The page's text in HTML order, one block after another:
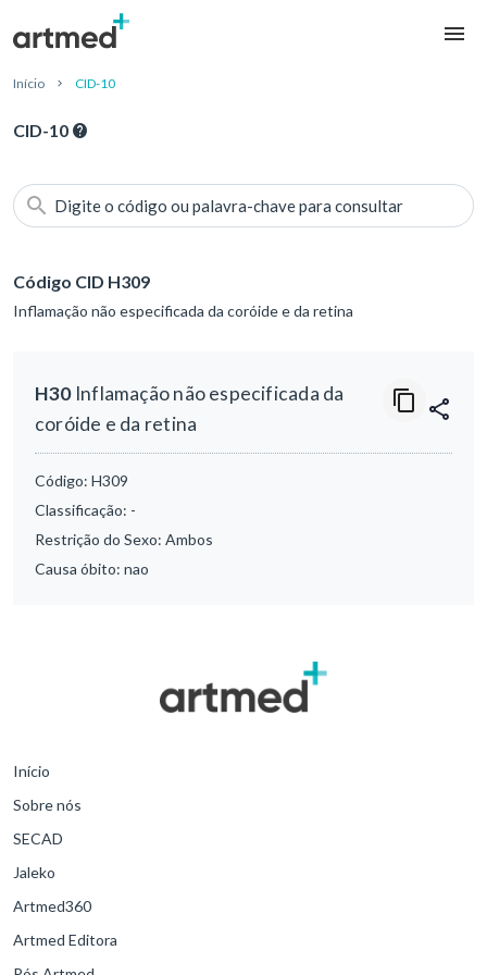
Início CID-10
CID-10
Digite o código ou palavra-chave para consultar
Código CID H309
Inflamação não especificada da coróide e da retina
H30Inflamação não especificada da
coróide e da retina
Código: H309
Classificação: -
Restrição do Sexo: Ambos
Causa óbito: nao
Início
Sobre nós
SECAD
Jaleko
Artmed360
Artmed Editora